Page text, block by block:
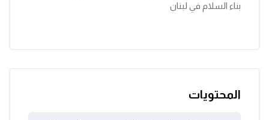
بناء السلام في لبنان
المحتويات